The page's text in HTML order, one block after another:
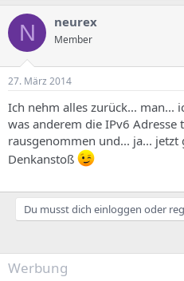
N neurex
Member
27. März 2014
Ich nehm alles zurück... man...
was anderem die IPv6
rausgenommen und... ja... jetzt
Denkanstoß
Du musst dich einloggen oder
Werbung